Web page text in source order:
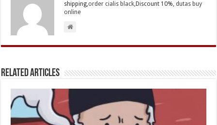
shipping,order cialis black,Discount 10%,dutas buy
online
Related Articles